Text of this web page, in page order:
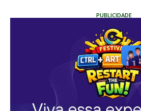
PUBLICIDADE